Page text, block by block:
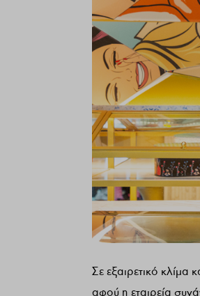
Σε εξαιρετικό
αφού η εταιρεία